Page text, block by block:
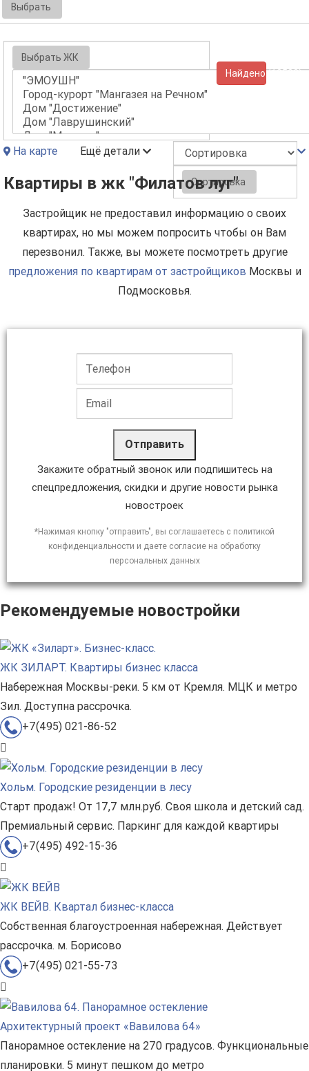
Выбрать
Выбрать ЖК
Найдено (10533)
На карте Ещё детали
Сортировка
Квартиры в жк "Филатов луг"
Застройщик не предоставил информацию о своих
квартирах, но мы можем попросить чтобы он Вам
перезвонил. Также, вы можете посмотреть другие
предложения по квартирам от застройщиков Москвы и
Подмосковья.
Отправить
Закажите обратный звонок или подпишитесь на
спецпредложения, скидки и другие новости рынка
новостроек
*Нажимая кнопку "отправить", вы соглашаетесь с политикой
конфиденциальности и даете согласие на обработку
персональных данных
Рекомендуемые новостройки
ЖК ЗИЛАРТ. Квартиры бизнес класса
Набережная Москвы-реки. 5 км от Кремля. МЦК и метро
Зил. Доступна рассрочка.
+7(495) 021-86-52
Хольм. Городские резиденции в лесу
Старт продаж! От 17,7 млн.руб. Своя школа и детский сад.
Премиальный сервис. Паркинг для каждой квартиры
+7(495) 492-15-36
ЖК ВЕЙВ. Квартал бизнес-класса
Собственная благоустроенная набережная. Действует
рассрочка. м. Борисово
+7(495) 021-55-73
Архитектурный проект «Вавилова 64»
Панорамное остекление на 270 градусов. Функциональные
планировки. 5 минут пешком до метро